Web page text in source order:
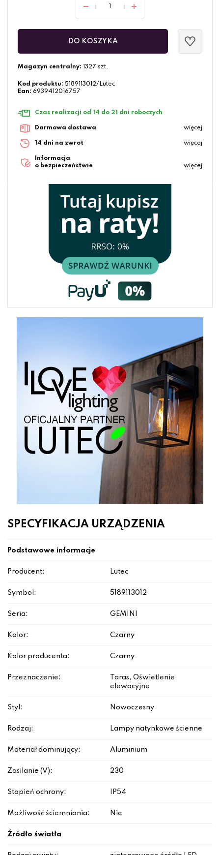
DO KOSZYKA
Magazyn centralny: 1327 szt.
Kod produktu: 5189113012/Lutec
Ean: 6939412016757
Czas realizacji od 14 do 21 dni roboczych
Darmowa dostawa więcej
14 dni na zwrot więcej
Informacja
o bezpieczeństwie
więcej
SPECYFIKACJA URZĄDZENIA
Podstawowe informacje
Producent: Lutec
Symbol: 5189113012
Seria: GEMINI
Kolor: Czarny
Kolor producenta: Czarny
Przeznaczenie:
Taras, Oświetlenie
elewacyjne
Styl: Nowoczesny
Rodzaj: Lampy natynkowe ścienne
Materiał dominujący: Aluminium
Zasilanie (V): 230
Stopień ochrony: IP54
Możliwość ściemniania: Nie
Źródło światła